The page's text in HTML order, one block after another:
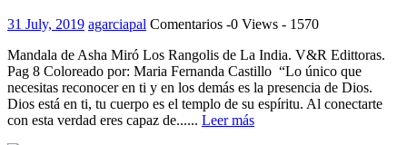
31 July, 2019 agarciapal Comentarios -0 Views - 1570
Mandala de Asha Miró Los Rangolis de La India. V&R Edittoras.
Pag 8 Coloreado por: Maria Fernanda Castillo “Lo único que
necesitas reconocer en ti y en los demás es la presencia de Dios.
Dios está en ti, tu cuerpo es el templo de su espíritu. Al conectarte
con esta verdad eres capaz de...... Leer más